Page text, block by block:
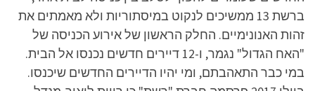
ברשת 13 ממשיכים לנקוט במיסתוריות ולא מאמתים את
זהות האנונימיים. החלק הראשון של אירוע הכניסה של
"האח הגדול" נגמר, ו-12 דיירים חדשים נכנסו אל הבית.
במי כבר התאהבתם, ומי יהיו הדיירים החדשים שיכנסו.